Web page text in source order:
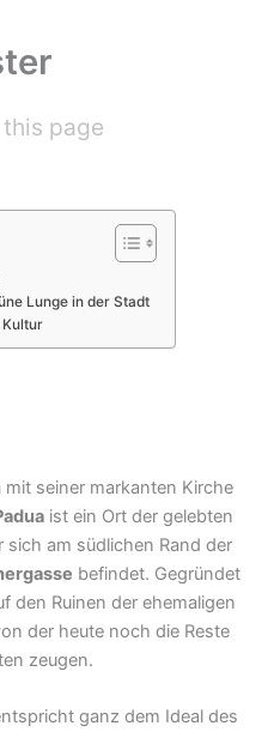
this page
Lunge in der Stadt
Kultur
mit seiner markanten Kirche
ist ein Ort der gelebten
sich am südlichen Rand der
befindet. Gegründet
den Ruinen der ehemaligen
der heute noch die Reste
zeugen.
ganz dem Ideal des